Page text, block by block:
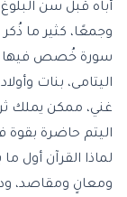
أباه قبل سن
وجمعًا، كثير ما ذُكر
سورة خُصص فيها
اليتامى، بنات
غني، ممكن يملك
اليتم حاضرة بقوة
لماذا القرآن أول
ومعانٍ ومقاصد،